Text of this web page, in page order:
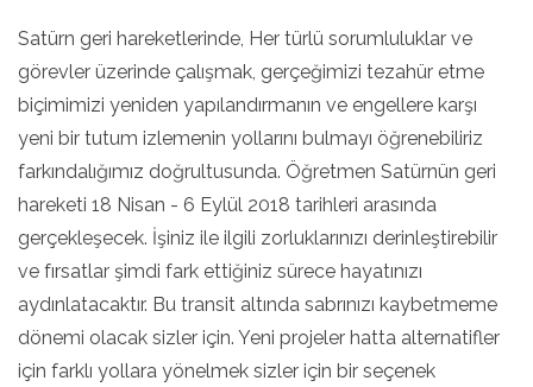
Satürn geri hareketlerinde, Her türlü sorumluluklar ve
görevler üzerinde çalışmak, gerçeğimizi tezahür etme
biçimimizi yeniden yapılandırmanın ve engellere karşı
yeni bir tutum izlemenin yollarını bulmayı öğrenebiliriz
farkındalığımız doğrultusunda. Öğretmen Satürnün geri
hareketi 18 Nisan - 6 Eylül 2018 tarihleri arasında
gerçekleşecek. İşiniz ile ilgili zorluklarınızı derinleştirebilir
ve fırsatlar şimdi fark ettiğiniz sürece hayatınızı
aydınlatacaktır. Bu transit altında sabrınızı kaybetmeme
dönemi olacak sizler için. Yeni projeler hatta alternatifler
için farklı yollara yönelmek sizler için bir seçenek